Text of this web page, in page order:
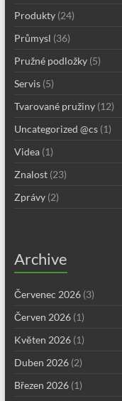
Produkty(24)
Průmysl (36)
Pružné podložky(5)
Servis(5)
Tvarované pružiny(12)
Uncategorized @cs(1)
Videa(1)
Znalost(23)
Zprávy(2)
Archive
Červenec 2026(3)
Červen 2026(1)
Květen 2026(1)
Duben 2026(2)
Březen 2026(1)